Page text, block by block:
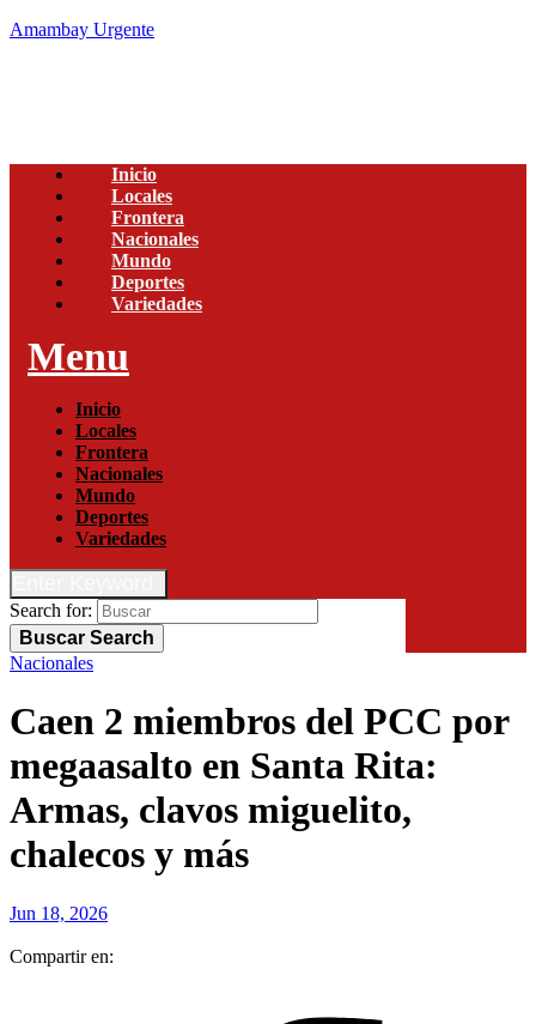
Amambay Urgente
Inicio
Locales
Frontera
Nacionales
Mundo
Deportes
Variedades
Menu
Inicio
Locales
Frontera
Nacionales
Mundo
Deportes
Variedades
Search for:
Buscar Search
Nacionales
Caen 2 miembros del PCC por
megaasalto en Santa Rita:
Armas, clavos miguelito,
chalecos y más
Jun 18, 2026
Compartir en: